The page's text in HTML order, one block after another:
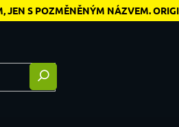
JEN S POZMĚNĚNÝM NÁZVEM.